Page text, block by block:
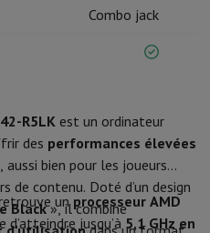
Accessoires brosse à
Beauty
du dosMassage cou et
Stimulateur circulatoire
Apple iPhoneiPhone 17
reconditionnésiPhone
Apple WatchSamsung Galaxy
Combo jack
R5LK est un ordinateur
des performances élevées
, aussi bien pour les joueurs
de contenu. Doté d’un design
Black», il combine
un processeur AMD
jusqu’à 5,1 GHz en